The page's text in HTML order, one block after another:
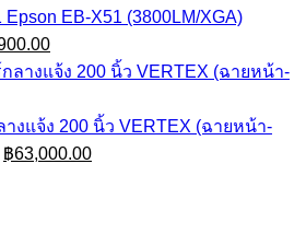
range:
through
Epson EB-X51 (3800LM/XGA)
Current
price
฿21,900.00.
างแจ้ง 200 นิ้ว VERTEX (ฉายหน้า-
Original
฿63,000.00Current